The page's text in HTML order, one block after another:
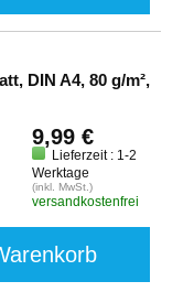
DIN A4, 80 g/m²,
9,99 €
Lieferzeit : 1-2
Werktage
(inkl. MwSt.)
versandkostenfrei